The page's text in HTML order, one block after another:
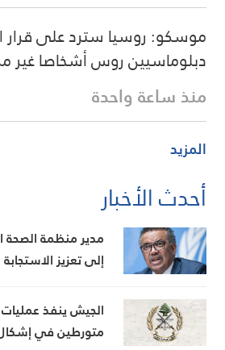
موسكو: روسيا سترد على قرار
دبلوماسيين روس أشخاصا غير
منذ ساعة واحدة
المزيد
أحدث الأخبار
مدير منظمة الصحة
إلى تعزيز الاستجابة
الجيش ينفذ
متورطين في